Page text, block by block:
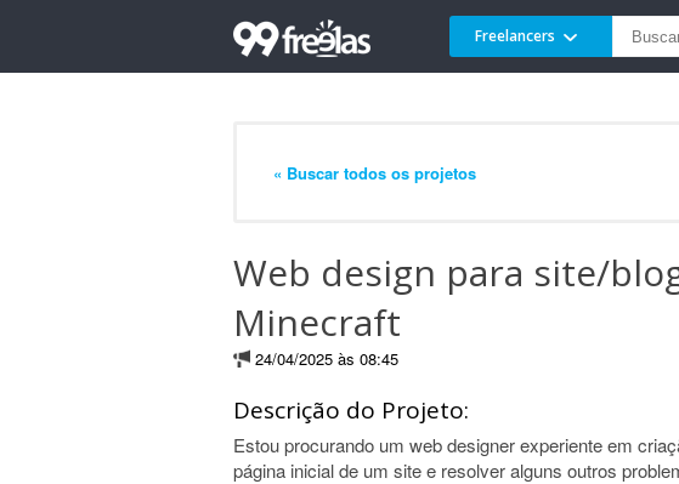
Freelancers
« Buscar todos os projetos
Web design para site/
Minecraft
24/04/2025 às 08:45
Descrição do Projeto:
Estou procurando um web designer experiente em
página inicial de um site e resolver alguns outros